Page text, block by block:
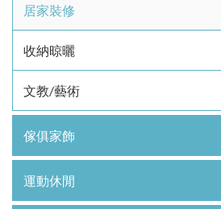
居家裝修
收納晾曬
文教/藝術
傢俱家飾
運動休閒